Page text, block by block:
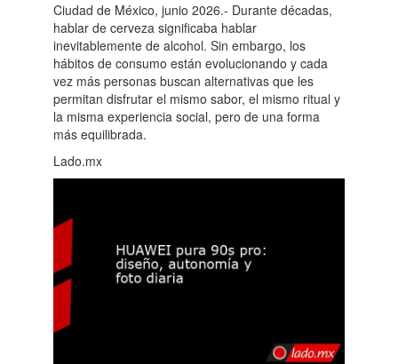
Ciudad de México, junio 2026.- Durante décadas,
hablar de cerveza significaba hablar
inevitablemente de alcohol. Sin embargo, los
hábitos de consumo están evolucionando y cada
vez más personas buscan alternativas que les
permitan disfrutar el mismo sabor, el mismo ritual y
la misma experiencia social, pero de una forma
más equilibrada.
Lado.mx